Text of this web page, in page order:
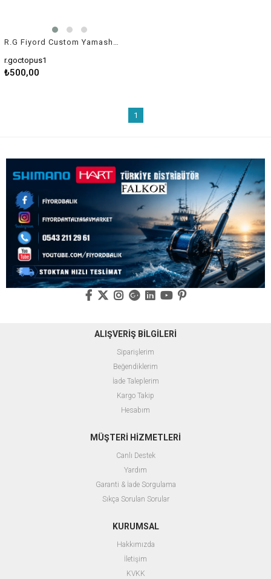
r.goctopus1
₺500,00
1
ALIŞVERİŞ BİLGİLERİ
Siparişlerim
Beğendiklerim
İade Taleplerim
Kargo Takip
Hesabım
MÜŞTERİ HİZMETLERİ
Canlı Destek
Yardım
Garanti & İade Sorgulama
Sıkça Sorulan Sorular
KURUMSAL
Hakkımızda
İletişim
KVKK